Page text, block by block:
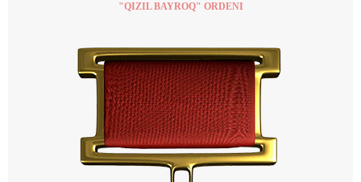
"QIZIL BAYROQ" ORDENI